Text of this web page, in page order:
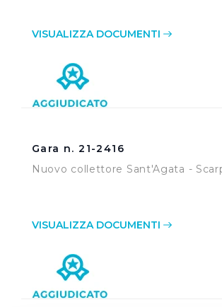
VISUALIZZA DOCUMENTI
Gara n. 21-2416
Nuovo collettore Sant'Agata -
VISUALIZZA DOCUMENTI